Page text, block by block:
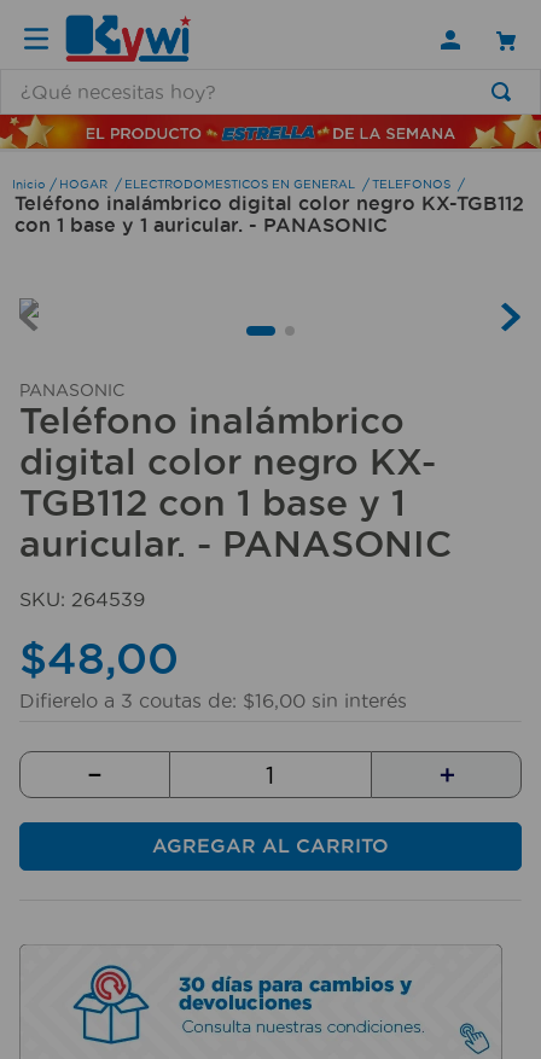
HOGAR ELECTRODOMESTICOS EN GENERAL TELEFONOS
Teléfono inalámbrico digital color negro KX-TGB112
con 1 base y 1 auricular. - PANASONIC
PANASONIC
Teléfono inalámbrico
digital color negro KX-
TGB112 con 1 base y 1
auricular. - PANASONIC
SKU: 264539
$48,00
Difierelo a 3 coutas de: $16,00 sin interés
＋
－
AGREGAR AL CARRITO
TÉRMINOS MÁS BUSCADOS
1 .
lamparas
2.
ducha
4.
6.
escritorio
7.
cerradura
8.
aspiradora
9.
lavamanos
10 . taladro